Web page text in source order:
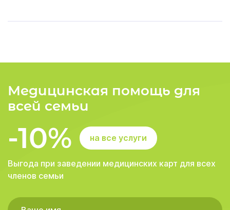
Медицинская помощь для
всей семьи
-10% на все услуги
Выгода при заведении медицинских карт для всех
членов семьи